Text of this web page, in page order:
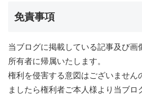
免責事項
当ブログに掲載している記事及び画
所有者に帰属いたします。
権利を侵害する意図はございません
ましたら権利者ご本人様より当ブロ